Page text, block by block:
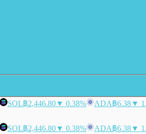
SOL฿2,446.80▼ 0.38% ADA฿6.38▼
SOL฿2,446.80▼ 0.38% ADA฿6.38▼